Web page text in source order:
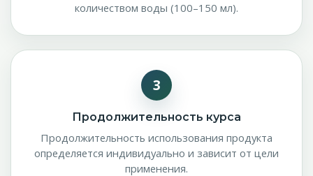
количеством воды (100–150 мл).
3
Продолжительность курса
Продолжительность использования продукта
определяется индивидуально и зависит от цели
применения.